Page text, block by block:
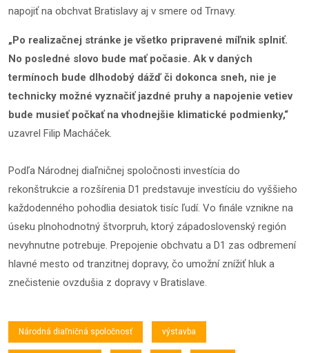
napojiť na obchvat Bratislavy aj v smere od Trnavy.
„Po realizačnej stránke je všetko pripravené míľnik splniť.
No posledné slovo bude mať počasie. Ak v daných
termínoch bude dlhodobý dážď či dokonca sneh, nie je
technicky možné vyznačiť jazdné pruhy a napojenie vetiev
bude musieť počkať na vhodnejšie klimatické podmienky,“
uzavrel Filip Macháček.
Podľa Národnej diaľničnej spoločnosti investícia do
rekonštrukcie a rozšírenia D1 predstavuje investíciu do vyššieho
každodenného pohodlia desiatok tisíc ľudí. Vo finále vznikne na
úseku plnohodnotný štvorpruh, ktorý západoslovenský región
nevyhnutne potrebuje. Prepojenie obchvatu a D1 zas odbremení
hlavné mesto od tranzitnej dopravy, čo umožní znížiť hluk a
znečistenie ovzdušia z dopravy v Bratislave.
Národná diaľničná spoločnosť výstavba